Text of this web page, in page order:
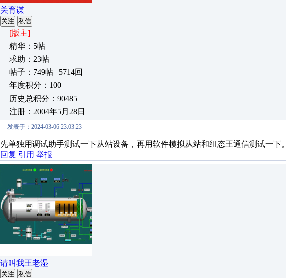
关育谋
关注 私信
[版主]
精华：5帖
求助：23帖
帖子：749帖 | 5714回
年度积分：100
历史总积分：90485
注册：2004年5月28日
发表于：2024-03-06 23:03:23
先单独用调试助手测试一下从站设备，再用软件模拟从站和组态王通信测试一下。
回复 引用 举报
请叫我王老湿
关注 私信